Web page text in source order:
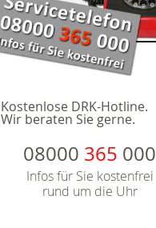
Kostenlose DRK-Hotline.
Wir beraten Sie gerne.
08000 365 000
Infos für Sie kostenfrei
rund um die Uhr